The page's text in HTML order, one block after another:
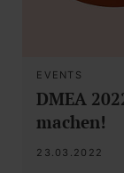
EVENTS
DMEA
machen!
23.03.2022